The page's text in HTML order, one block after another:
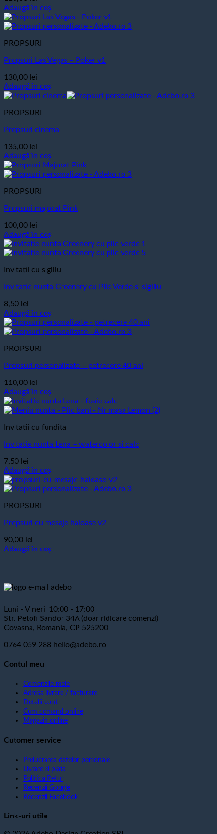
Adaugă în coș
PROPSURI
Propsuri Las Vegas – Poker v1
130,00 lei
Adaugă în coș
PROPSURI
Propsuri cinema
135,00 lei
Adaugă în coș
PROPSURI
Propsuri majorat Pink
100,00 lei
Adaugă în coș
Invitatii cu sigiliu
Invitatie nunta Greenery cu Plic Verde si sigiliu
8,50 lei
Adaugă în coș
PROPSURI
Propsuri personalizate – petrecere 40 ani
110,00 lei
Adaugă în coș
Invitatii cu fundita
Invitatie nunta Lena – watercolor si calc
7,50 lei
Adaugă în coș
PROPSURI
Propsuri cu mesaje haioase v2
90,00 lei
Adaugă în coș
Luni - Vineri: 10:00 - 17:00
Str. Petofi Sandor 34A (doar ridicare comenzi)
Covasna, Romania, CP 525200
0764 059 288 hello@adebo.ro
Contul meu
Comenzile mele
Adresa livrare / facturare
Detalii cont
Cum comand online
Magazin online
Cutomer service
Prelucrarea datelor personale
Livrare si plata
Politica Retur
Recenzii Google
Recenzii Facebook
Link-uri utile